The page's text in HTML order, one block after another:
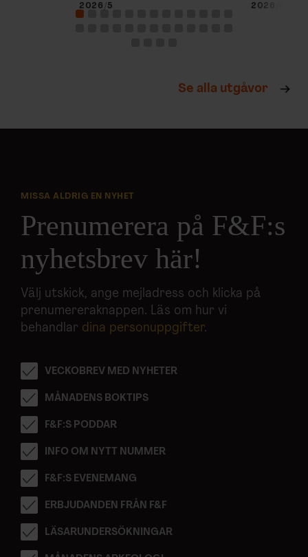
2026/5 2026/4
Se alla utgåvor
MISSA ALDRIG EN NYHET
Prenumerera på F&F:s
nyhetsbrev här!
Välj utskick, ange mejladress och klicka på
prenumereraknappen. Läs om hur vi
behandlar dina personuppgifter.
VECKOBREV MED NYHETER
MÅNADENS BOKTIPS
F&F:S PODDAR
INFO OM NYTT NUMMER
F&F:S EVENEMANG
ERBJUDANDEN FRÅN F&F
LÄSARUNDERSÖKNINGAR